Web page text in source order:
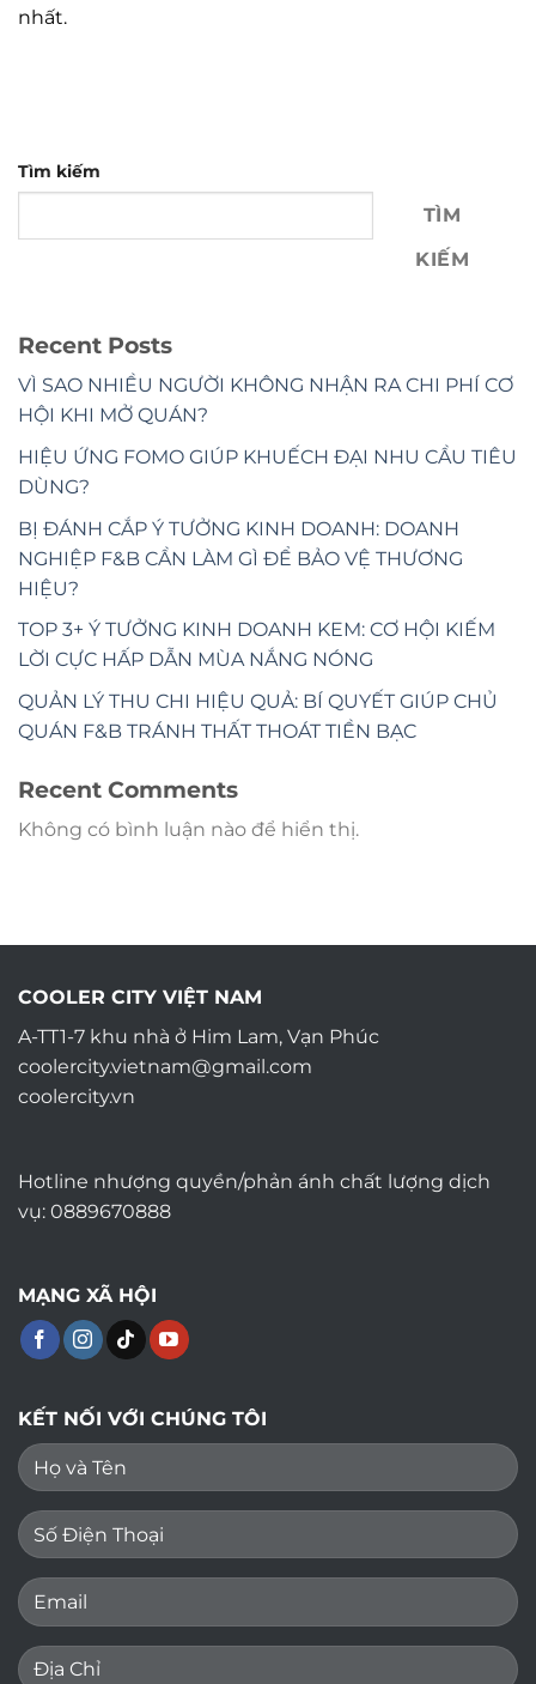
nhất.
Tìm kiếm
TÌM
KIẾM
Recent Posts
VÌ SAO NHIỀU NGƯỜI KHÔNG NHẬN RA CHI PHÍ CƠ
HỘI KHI MỞ QUÁN?
HIỆU ỨNG FOMO GIÚP KHUẾCH ĐẠI NHU CẦU TIÊU
DÙNG?
BỊ ĐÁNH CẮP Ý TƯỞNG KINH DOANH: DOANH
NGHIỆP F&B CẦN LÀM GÌ ĐỂ BẢO VỆ THƯƠNG
HIỆU?
TOP 3+ Ý TƯỞNG KINH DOANH KEM: CƠ HỘI KIẾM
LỜI CỰC HẤP DẪN MÙA NẮNG NÓNG
QUẢN LÝ THU CHI HIỆU QUẢ: BÍ QUYẾT GIÚP CHỦ
QUÁN F&B TRÁNH THẤT THOÁT TIỀN BẠC
Recent Comments
Không có bình luận nào để hiển thị.
COOLER CITY VIỆT NAM
A-TT1-7 khu nhà ở Him Lam, Vạn Phúc
coolercity.vietnam@gmail.com
coolercity.vn
Hotline nhượng quyền/phản ánh chất lượng dịch
vụ: 0889670888
MẠNG XÃ HỘI
KẾT NỐI VỚI CHÚNG TÔI